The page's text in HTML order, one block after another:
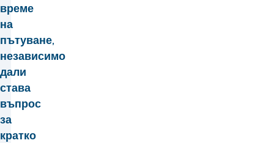
време
на
пътуване,
независимо
дали
става
въпрос
за
кратко